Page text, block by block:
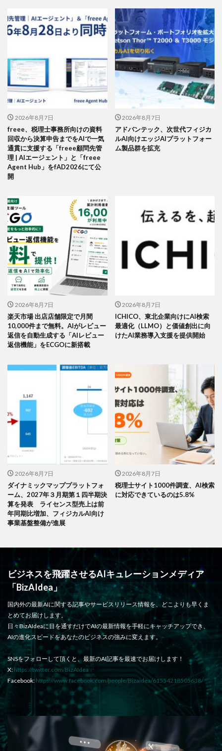
2026年8月7日
freee、税理士事務所向けの資料
回収から決算申告までをAIで一気
通貫に支援する「freee顧問先管
理 | AIエージェント」と「freee
Agent Hub」をfAD2026にて公
開
2026年8月7日
アドバンテック、次世代フィジカ
ルAI向けエッジAIプラットフォー
ム製品群を拡充
2026年8月7日
楽天市場 出店店舗限定で月間
10,000件まで無料。AIがレビュー
返信を自動生成する「AIレビュー
返信機能」をECGOに新搭載
2026年8月7日
ICHICO、東北企業向けにAI検索
最適化（LLMO）と価値創出に向
けたAI業務導入支援を提供開始
2026年8月7日
ダイナミックマッププラットフォ
ーム、2027年３月期第１四半期決
算を発表 ライセンス型売上は前
年同期比増加、フィジカルAI向け
事業基盤整備が進展
2026年8月7日
税理士サイト1000件調査、AI検索
に対応できているのは5.8%
ビジネスを飛躍させるAIキュレーションメディア
「BizAIdea」
国内外の最新AIに関する記事やサービスリリース情報を、どこよりも早くま
とめてお届けします。
日々BizAIdeaに目を通すだけでAIの最新情報を手軽にキャッチアップでき、
AIの進化スピードをあなたのビジネスの強みに変えます。
SNSをフォローして頂くと、最新のAI記事を最速でお届けします！
X: https://twitter.com/BizAIdea
Facebook: https://www.facebook.com/people/Bizaidea/61554218505638/